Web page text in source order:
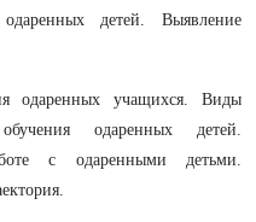
детей. Выявление
одаренных учащихся. Виды
одаренных детей.
с одаренными детьми.